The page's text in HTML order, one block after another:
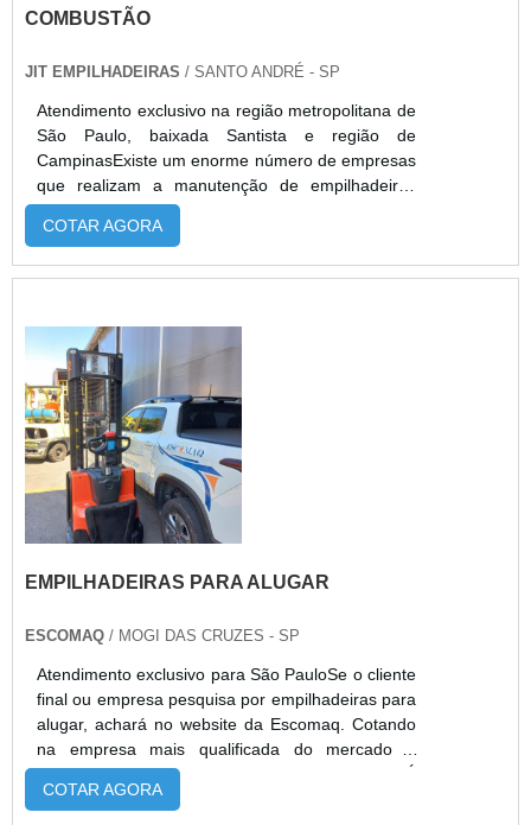
COMBUSTÃO
JIT EMPILHADEIRAS / SANTO ANDRÉ - SP
Atendimento exclusivo na região metropolitana de
São Paulo, baixada Santista e região de
CampinasExiste um enorme número de empresas
que realizam a manutenção de empilhadeiras
elétricas. A grande quantidade de anúncios pode
tornar difícil a decisão de escolha e um bom modo
rápida pesquisa sobre como é feita o conserto de
indicada. INFORMAÇÕES ADICIONAIS S...
COTAR AGORA
EMPILHADEIRAS PARA ALUGAR
ESCOMAQ / MOGI DAS CRUZES - SP
Atendimento exclusivo para São PauloSe o cliente
final ou empresa pesquisa por empilhadeiras para
alugar, achará no website da Escomaq. Cotando
na empresa mais qualificada do mercado e
achando a melhor referência em qualidade.É
importante lembrar que o serviço deve sempre
COTAR AGORA